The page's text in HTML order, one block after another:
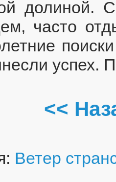
долиной.
часто
успех.
<<
Ветер